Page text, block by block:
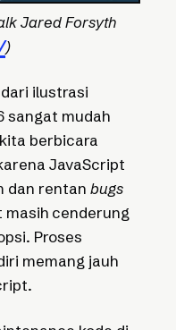
Jared Forsyth
)
ilustrasi
sangat mudah
berbicara
JavaScript
dan rentan bugs
masih cenderung
Proses
memang jauh